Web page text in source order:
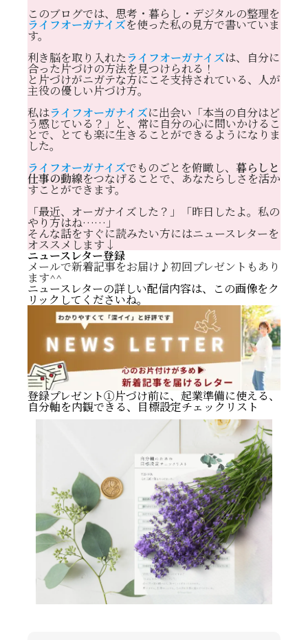
このブログでは、思考・暮らし・デジタルの整理を
ライフオーガナイズを使った私の見方で書いていま
す。
利き脳を取り入れたライフオーガナイズは、自分に
合った片づけの方法を見つけられる！
と片づけがニガテな方にこそ支持されている、人が
主役の優しい片づけ方。
私はライフオーガナイズに出会い「本当の自分はど
う感じている？」と、常に自分の心に問いかけるこ
とで、とても楽に生きることができるようになりま
した。
ライフオーガナイズでものごとを俯瞰し、 暮らしと
仕事の動線をつなげることで、あなたらしさを活か
すことができます。
「最近、オーガナイズした？」「昨日したよ。私の
やり方はね……」
そんな話をすぐに読みたい方にはニュースレターを
オススメします↓
ニュースレター登録
メールで新着記事をお届け♪初回プレゼントもあり
ます^^
ニュースレターの詳しい配信内容は、この画像をク
リックしてくださいね。
登録プレゼント①片づけ前に、起業準備に使える、
自分軸を内観できる、目標設定チェックリスト
ミュートメッセージは１:１とグループトークに有効
ミュートメッセージの設定方法
まとめると。